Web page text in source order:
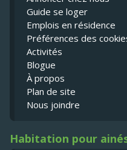
Guide se loger
Emplois en résidence
Préférences des
Activités
Blogue
À propos
Plan de site
Nous joindre
Habitation pour